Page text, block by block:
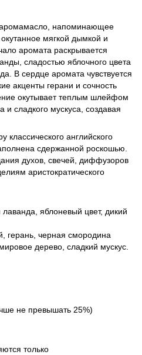
напоминающее
мягкой дымкой и
аромата раскрывается
сладостью яблочного цвета
В сердце аромата чувствуется
акценты герани и сочность
окутывает теплым шлейфом
сладкого мускуса, создавая
классического английского
сдержанной роскошью.
духов, свечей, диффузоров
аристократического
яблоневый цвет, дикий
герань, черная смородина
дерево, сладкий мускус.
не превышать 25%)
только